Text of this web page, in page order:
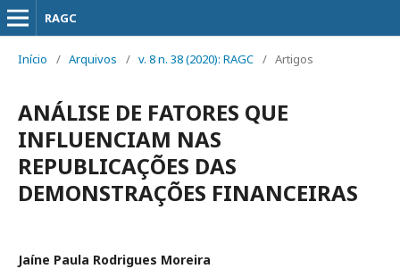
RAGC
Início / Arquivos / v. 8 n. 38 (2020): RAGC / Artigos
ANÁLISE DE FATORES QUE
INFLUENCIAM NAS
REPUBLICAÇÕES DAS
DEMONSTRAÇÕES FINANCEIRAS
Jaíne Paula Rodrigues Moreira